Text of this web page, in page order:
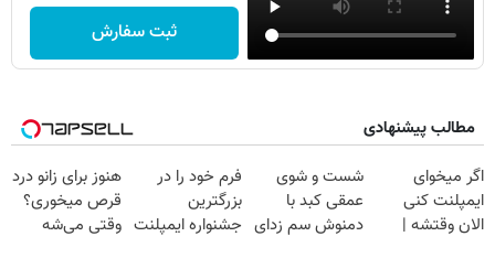
ثبت سفارش
مطالب پیشنهادی
اگر میخوای
ایمپلنت کنی
الان وقتشه |
شست و شوی
عمقی کبد با
دمنوش سم زدای
فرم خود را در
بزرگترین
جشنواره ایمپلنت
هنوز برای زانو درد
قرص میخوری؟
وقتی می‌شه